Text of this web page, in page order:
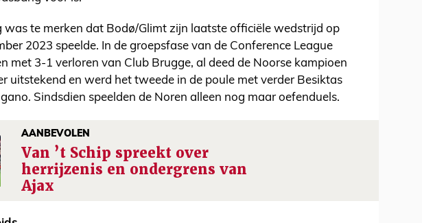
was te merken dat Bodø/Glimt zijn laatste officiële wedstrijd op
2023 speelde. In de groepsfase van de Conference League
met 3-1 verloren van Club Brugge, al deed de Noorse kampioen
uitstekend en werd het tweede in de poule met verder Besiktas
Sindsdien speelden de Noren alleen nog maar oefenduels.
AANBEVOLEN
Van ’t Schip spreekt over
herrijzenis en ondergrens van
Ajax